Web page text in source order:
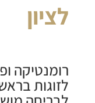
לציון
רומנטיקה
לזוגות